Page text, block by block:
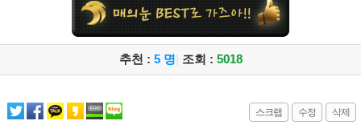
추천 : 5 명 조회 : 5018
스크랩 수정 삭제